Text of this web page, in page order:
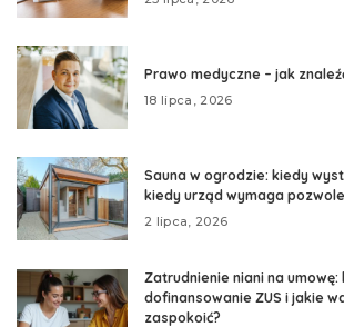
Prawo medyczne – jak
18 lipca, 2026
Sauna w ogrodzie: kiedy
kiedy urząd wymaga
2 lipca, 2026
Zatrudnienie niani na
dofinansowanie ZUS i jakie
zaspokoić?